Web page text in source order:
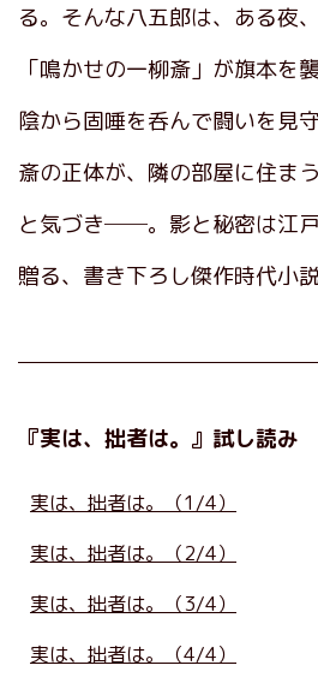
る。そんな八五郎は、ある夜
「鳴かせの一柳斎」が旗本を
陰から固唾を呑んで闘いを見
斎の正体が、隣の部屋に住ま
と気づき──。影と秘密は江
贈る、書き下ろし傑作時代小説
『実は、拙者は。』試し読み
実は、拙者は。（1/4）
実は、拙者は。（2/4）
実は、拙者は。（3/4）
実は、拙者は。（4/4）